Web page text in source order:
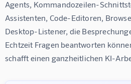
Agents, Kommandozeilen-
Assistenten, Code-Editoren,
Desktop-Listener, die
Echtzeit Fragen beantworten
schafft einen ganzheitlichen KI-